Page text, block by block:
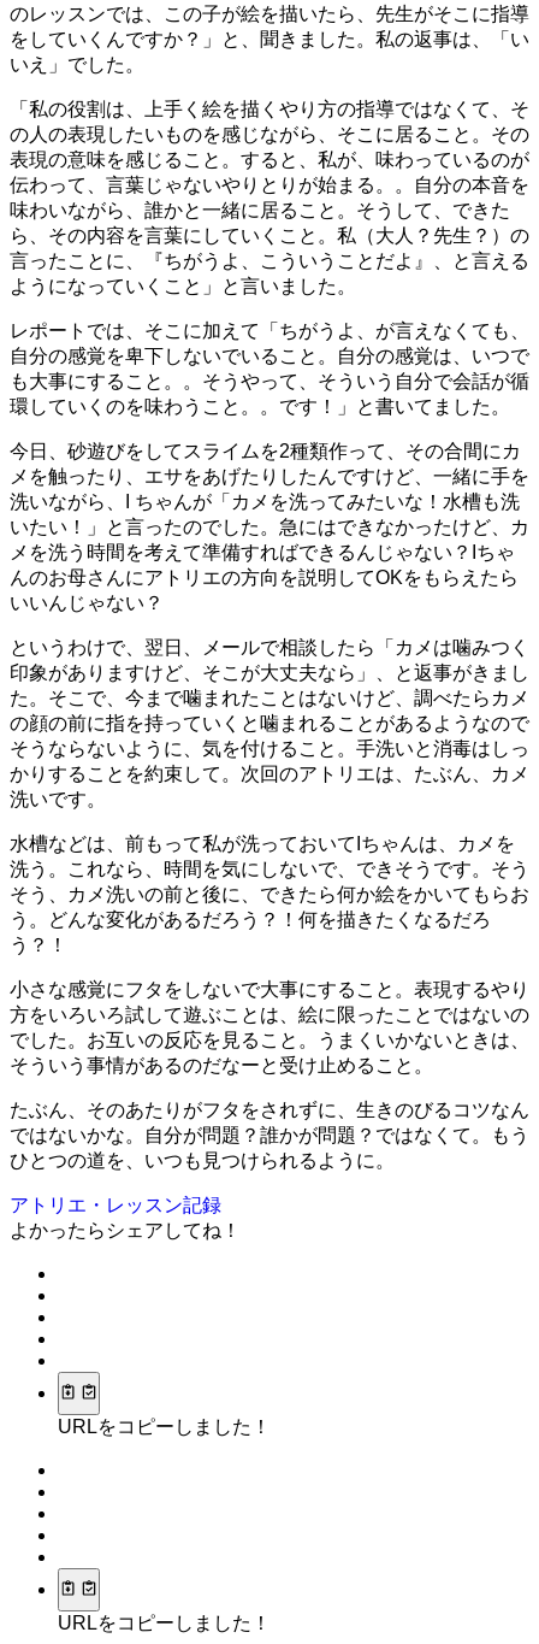
のレッスンでは、この子が絵を描いたら、先生がそこに指導
をしていくんですか？」と、聞きました。私の返事は、「い
いえ」でした。
「私の役割は、上手く絵を描くやり方の指導ではなくて、そ
の人の表現したいものを感じながら、そこに居ること。その
表現の意味を感じること。すると、私が、味わっているのが
伝わって、言葉じゃないやりとりが始まる。。自分の本音を
味わいながら、誰かと一緒に居ること。そうして、できた
ら、その内容を言葉にしていくこと。私（大人？先生？）の
言ったことに、『ちがうよ、こういうことだよ』、と言える
ようになっていくこと」と言いました。
レポートでは、そこに加えて「ちがうよ、が言えなくても、
自分の感覚を卑下しないでいること。自分の感覚は、いつで
も大事にすること。。そうやって、そういう自分で会話が循
環していくのを味わうこと。。です！」と書いてました。
今日、砂遊びをしてスライムを2種類作って、その合間にカ
メを触ったり、エサをあげたりしたんですけど、一緒に手を
洗いながら、I ちゃんが「カメを洗ってみたいな！水槽も洗
いたい！」と言ったのでした。急にはできなかったけど、カ
メを洗う時間を考えて準備すればできるんじゃない？Iちゃ
んのお母さんにアトリエの方向を説明してOKをもらえたら
いいんじゃない？
というわけで、翌日、メールで相談したら「カメは噛みつく
印象がありますけど、そこが大丈夫なら」、と返事がきまし
た。そこで、今まで噛まれたことはないけど、調べたらカメ
の顔の前に指を持っていくと噛まれることがあるようなので
そうならないように、気を付けること。手洗いと消毒はしっ
かりすることを約束して。次回のアトリエは、たぶん、カメ
洗いです。
水槽などは、前もって私が洗っておいてIちゃんは、カメを
洗う。これなら、時間を気にしないで、できそうです。そう
そう、カメ洗いの前と後に、できたら何か絵をかいてもらお
う。どんな変化があるだろう？！何を描きたくなるだろ
う？！
小さな感覚にフタをしないで大事にすること。表現するやり
方をいろいろ試して遊ぶことは、絵に限ったことではないの
でした。お互いの反応を見ること。うまくいかないときは、
そういう事情があるのだなーと受け止めること。
たぶん、そのあたりがフタをされずに、生きのびるコツなん
ではないかな。自分が問題？誰かが問題？ではなくて。もう
ひとつの道を、いつも見つけられるように。
アトリエ・レッスン記録
よかったらシェアしてね！
URLをコピーしました！
URLをコピーしました！